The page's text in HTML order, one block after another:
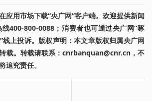
应用市场下载“央广网”客户端。欢迎提供新闻
400-800-0088；消费者也可通过央广网“啄
线上投诉。版权声明：本文章版权归属央广网
载。转载请联系：cnrbanquan@cnr.cn，不
追究责任。